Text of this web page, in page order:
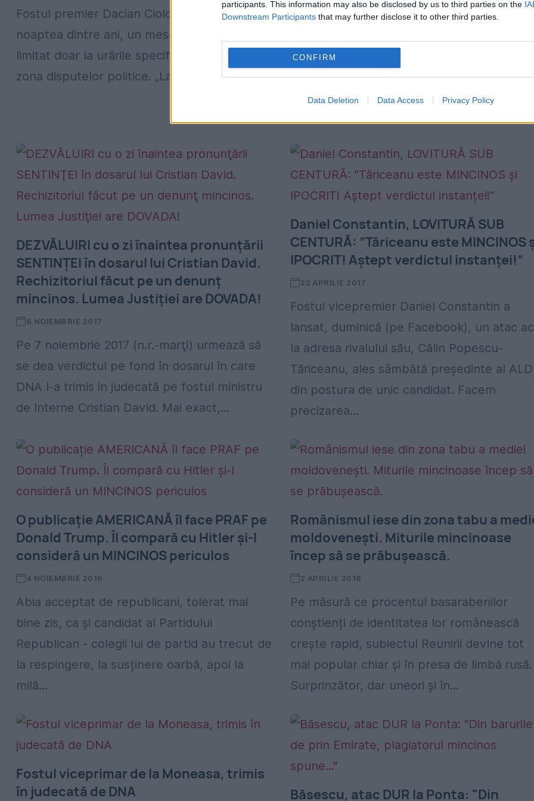
participants. This information may also be disclosed by us to third parties on the
Downstream Participants that may further disclose it to other third parties.
CONFIRM
Data Deletion Data Access Privacy Policy
Fostul premier Dacian Cioloș a transmis, în
noaptea dintre ani, un mesaj în care nu s-a
limitat doar la urările specifice, ci a intrat și în
zona disputelor politice. „La...
23 IULIE 2018
mincinoase ale DNA: „Se constată o
de 500% a numărului de inculpați reținuți,
arestați preventiv sau arestați la domiciliu în
DEZVĂLUIRI cu o zi înaintea pronunţării
SENTINŢEI în dosarul lui Cristian David.
Rechizitoriul făcut pe un denunţ
mincinos. Lumea Justiţiei are DOVADA!
6 NOIEMBRIE 2017
Pe 7 noiembrie 2017 (n.r.-marţi) urmează să
se dea verdictul pe fond în dosarul în care
DNA l-a trimis in judecată pe fostul ministru
de Interne Cristian David. Mai exact,...
Daniel Constantin, LOVITURĂ SUB
CENTURĂ: ”Tăriceanu este MINCINOS
IPOCRIT! Aștept verdictul instanței!”
23 APRILIE 2017
Fostul vicepremier Daniel Constantin a
lansat, duminică (pe Facebook), un atac
la adresa rivalului său, Călin Popescu-
Tăriceanu, ales sâmbătă președinte al
din postura de unic candidat. Facem
precizarea...
O publicație AMERICANĂ îl face PRAF pe
Donald Trump. Îl compară cu Hitler și-l
consideră un MINCINOS periculos
4 NOIEMBRIE 2016
Abia acceptat de republicani, tolerat mai
bine zis, ca și candidat al Partidului
Republican - colegii lui de partid au trecut de
la respingere, la susținere oarbă, apoi la
milă...
Românismul iese din zona tabu a
moldovenești. Miturile mincinoase
încep să se prăbușească.
2 APRILIE 2016
Pe măsură ce procentul basarabenilor
conștienți de identitatea lor românească
crește rapid, subiectul Reunirii devine tot
mai popular chiar și în presa de limbă rusă.
Surprinzător, dar uneori și în...
Fostul viceprimar de la Moneasa, trimis
în judecată de DNA
Băsescu, atac DUR la Ponta: "Din